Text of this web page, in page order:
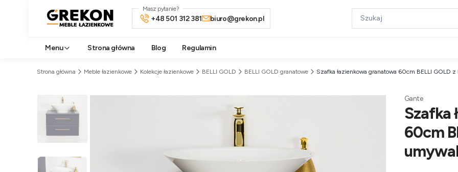
Masz pytanie?
+48 501 312 381 biuro@grekon.pl
Menu Strona główna Blog Regulamin
Strona główna Meble łazienkowe Kolekcje łazienkowe BELLI GOLD BELLI GOLD granatowe Szafka łazienkowa granatowa 60cm BELLI GOLD
Gante
Szafka
60cm